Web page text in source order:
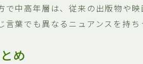
で中高年層は、従来の出版物や
言葉でも異なるニュアンスを持ち
め